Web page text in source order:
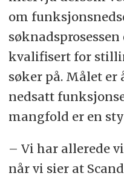
om
kvalifisert for
søker på. Målet er
nedsatt
mangfold er en
– Vi har allerede
når vi sier at